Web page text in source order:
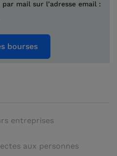
mail sur l’adresse email :
entreprises
aux personnes